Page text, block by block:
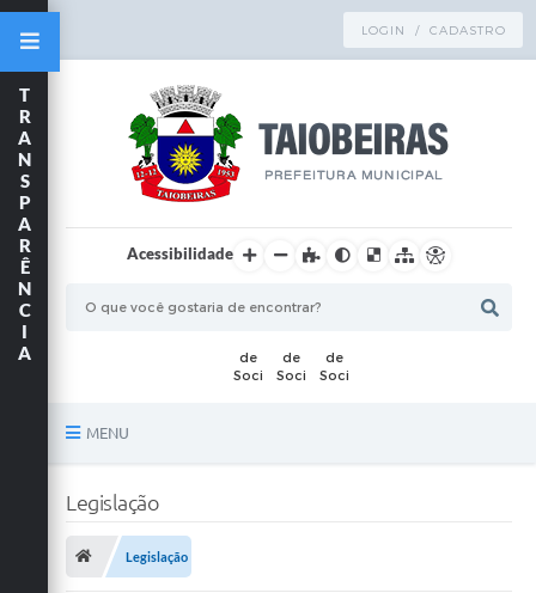
LOGIN / CADASTRO
Acessibilidade
MENU
TRANSPARÊNCIA
Publicações
T
R
A
N
S
P
A
R
Ê
N
C
I
A
Legislação
Legislação